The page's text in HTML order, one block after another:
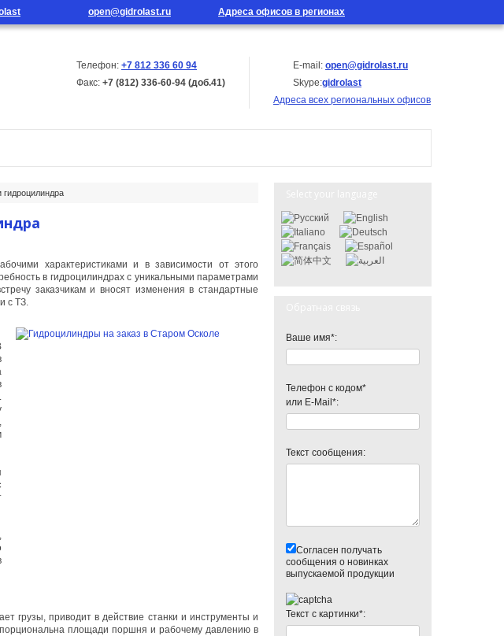
open@gidrolast.ru Адреса офисов в регионах
Телефон: +7 812 336 60 94 E-mail: open@gidrolast.ru
Факс: +7 (812) 336-60-94 (доб.41) Skype:gidrolast
Адреса всех региональных офисов
гидроцилиндра
характеристиками и в зависимости от этого
в гидроцилиндрах с уникальными параметрами
заказчикам и вносят изменения в стандартные
с ТЗ.
.
,
грузы, приводит в действие станки и инструменты и
площади поршня и рабочему давлению в
Ваше имя*:
Телефон с кодом*
или E-Mail*:
Текст сообщения:
Согласен получать
сообщения о новинках
выпускаемой продукции
Текст с картинки*: